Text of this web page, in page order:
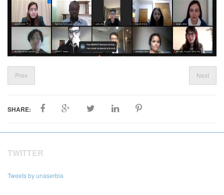
Prev Next
SHARE:
TWITTER
Tweets by unaserbia